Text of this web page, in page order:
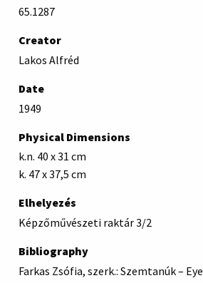
65.1287
Creator
Lakos Alfréd
Date
1949
Physical Dimensions
k.n. 40 x 31 cm
k. 47 x 37,5 cm
Elhelyezés
Képzőművészeti raktár 3/2
Bibliography
Farkas Zsófia, szerk.: Szemtanúk –